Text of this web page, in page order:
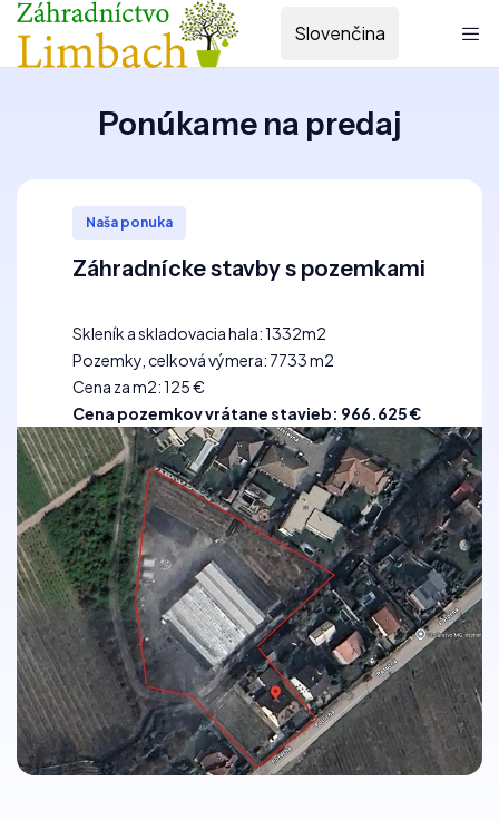
Slovenčina
Ponúkame na predaj
Naša ponuka
Záhradnícke stavby s pozemkami
Skleník a skladovacia hala: 1332m2
Pozemky, celková výmera: 7733 m2
Cena za m2: 125 €
Cena pozemkov vrátane stavieb: 966.625 €